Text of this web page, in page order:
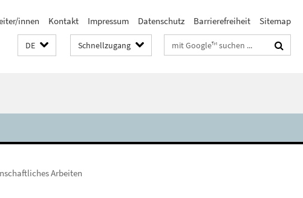
innen Kontakt Impressum Datenschutz Barrierefreiheit Sitemap
DE Schnellzugang Suchbegriffe
Arbeiten